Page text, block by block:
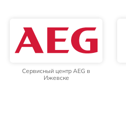
Сервисный центр AEG в
Ижевске